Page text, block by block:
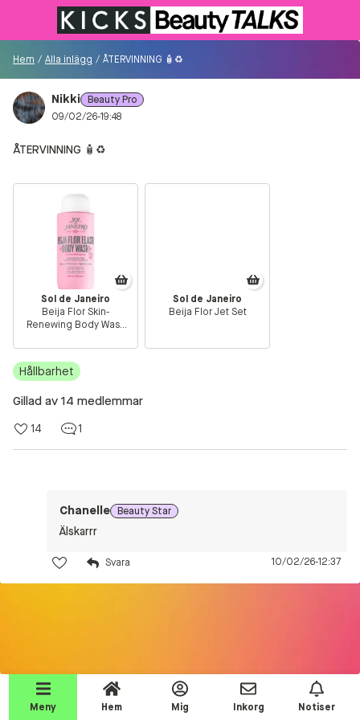
Till KICKS.se
Besökare
Sök i communityt...
Är du ny på Communityt?
Såhär kommer du
igång!
Beauty Talks
Alla inlägg
Beauty Chatroom
Help a shopper!
Aktiviteter
Beauty Tester reviews
Makeup
Hem / Alla inlägg / ÅTERVINNING 🧴♻️
Nikki Beauty Pro
09/02/26-19:48
ÅTERVINNING 🧴♻️
Sol de Janeiro
Beija Flor Skin-
Renewing Body Wash
Sol de Janeiro
Beija Flor Jet Set
Hållbarhet
Gillad av 14 medlemmar
14 1
Chanelle Beauty Star
Älskarrr
10/02/26-12:37
Meny Hem Mig Inkorg Notiser